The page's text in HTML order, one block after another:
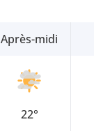
Après-midi
22°